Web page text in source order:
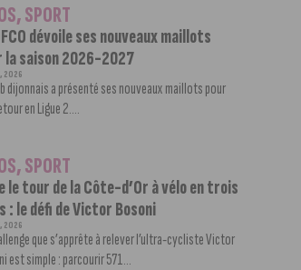
,SPORT
dévoile ses nouveaux maillots
la saison 2026-2027
2026
dijonnais a présenté ses nouveaux maillots pour
en Ligue 2....
,SPORT
le tour de la Côte-d’Or à vélo en trois
: le défi de Victor Bosoni
2026
que s’apprête à relever l’ultra-cycliste Victor
est simple : parcourir 571...